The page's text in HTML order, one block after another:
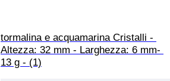
tormalina e acquamarina Cristalli -
Altezza: 32 mm - Larghezza: 6 mm-
13 g - (1)